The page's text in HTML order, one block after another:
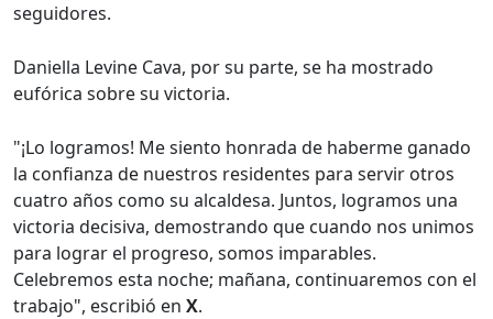
seguidores.
Daniella Levine Cava, por su parte, se ha mostrado
eufórica sobre su victoria.
"¡Lo logramos! Me siento honrada de haberme ganado
la confianza de nuestros residentes para servir otros
cuatro años como su alcaldesa. Juntos, logramos una
victoria decisiva, demostrando que cuando nos unimos
para lograr el progreso, somos imparables.
Celebremos esta noche; mañana, continuaremos con el
trabajo", escribió en X.